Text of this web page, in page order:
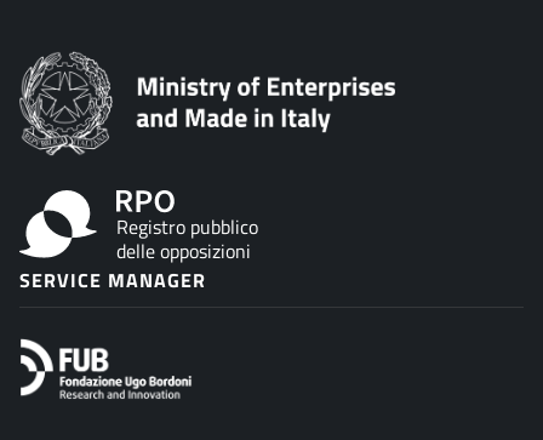
Registro pubblico
delle opposizioni
SERVICE MANAGER